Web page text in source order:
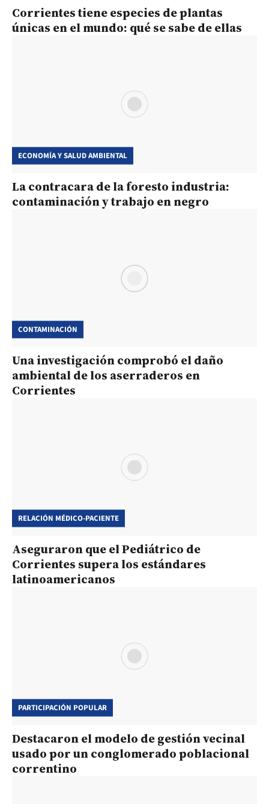
Corrientes tiene especies de plantas
únicas en el mundo: qué se sabe de ellas
ECONOMÍA Y SALUD AMBIENTAL
La contracara de la foresto industria:
contaminación y trabajo en negro
CONTAMINACIÓN
Una investigación comprobó el daño
ambiental de los aserraderos en
Corrientes
RELACIÓN MÉDICO-PACIENTE
Aseguraron que el Pediátrico de
Corrientes supera los estándares
latinoamericanos
PARTICIPACIÓN POPULAR
Destacaron el modelo de gestión vecinal
usado por un conglomerado poblacional
correntino